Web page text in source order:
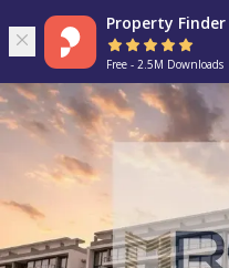
Property Finder
Free - 2.5M Downloads